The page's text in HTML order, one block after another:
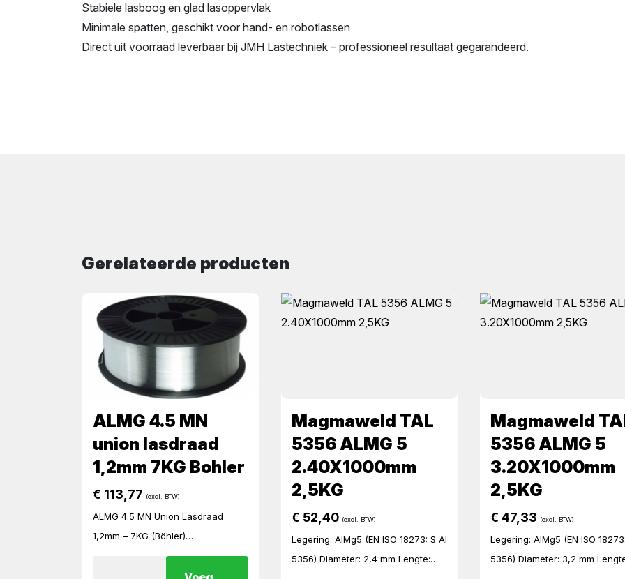
Stabiele lasboog en glad lasoppervlak
Minimale spatten, geschikt voor hand- en robotlassen
Direct uit voorraad leverbaar bij JMH Lastechniek – professioneel resultaat gegarandeerd.
Gerelateerde producten
ALMG 4.5 MN
union lasdraad
1,2mm 7KG Bohler
€ 113,77 (excl. BTW)
ALMG 4.5 MN Union Lasdraad
1,2mm – 7KG (Böhler)
Hoogwaardige aluminium lasdraad
voor MIG/MAG lassen. Zee water
Magmaweld TAL
5356 ALMG 5
2.40X1000mm
2,5KG
€ 52,40 (excl. BTW)
Legering: AlMg5 (EN ISO 18273: S Al
5356) Diameter: 2,4 mm Lengte:
Magmaweld
5356 ALMG 5
3.20X1000mm
2,5KG
€ 47,33 (excl. BTW)
Legering: AlMg5 (EN ISO
5356) Diameter: 3,2 mm